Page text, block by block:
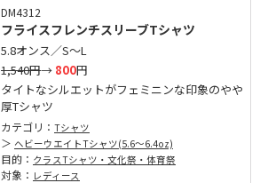
DM4312
フライスフレンチスリーブTシャツ
5.8オンス／S～L
1,540円→ 800円
タイトなシルエットがフェミニンな印象のやや
厚Tシャツ
カテゴリ： Tシャツ
ヘビーウエイトTシャツ(5.6～6.4oz)
目的： クラスTシャツ・文化祭・体育祭
対象： レディース